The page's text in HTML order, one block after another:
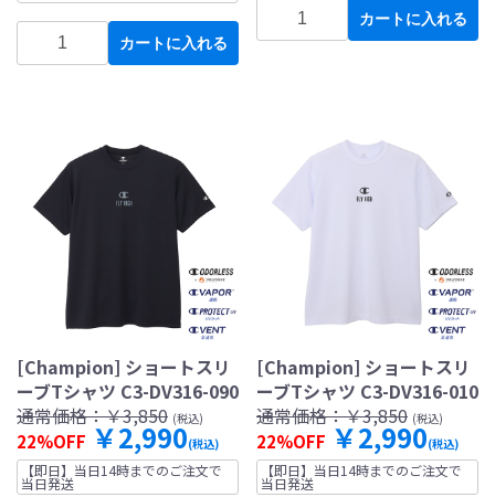
カートに入れる
カートに入れる
[Champion] ショートスリ
ーブTシャツ C3-DV316-090
通常価格：￥3,850 (税込)
22%OFF ￥2,990(税込)
【即日】当日14時までのご注文で
当日発送
[Champion] ショートスリ
ーブTシャツ C3-DV316-010
通常価格：￥3,850 (税込)
22%OFF ￥2,990(税込)
【即日】当日14時までのご注文で
当日発送